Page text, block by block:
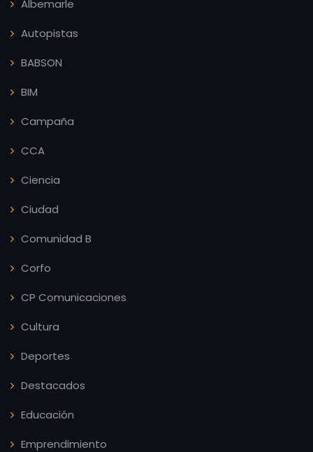
Albemarle
Autopistas
BABSON
BIM
Campaña
CCA
Ciencia
Ciudad
Comunidad B
Corfo
CP Comunicaciones
Cultura
Deportes
Destacados
Educación
Emprendimiento